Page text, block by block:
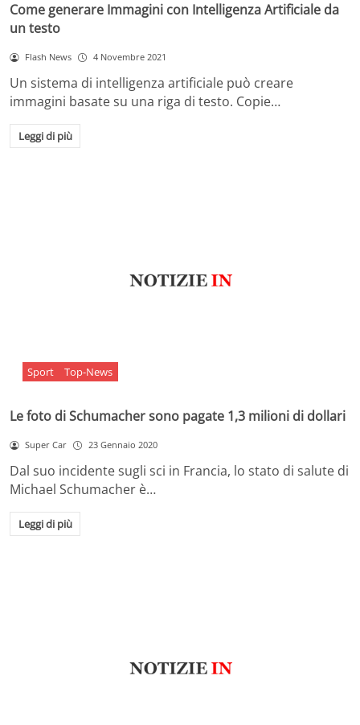
Come generare Immagini con Intelligenza Artificiale da
un testo
Flash News 4 Novembre 2021
Un sistema di intelligenza artificiale può creare
immagini basate su una riga di testo. Copie…
Leggi di più
Sport Top-News
Le foto di Schumacher sono pagate 1,3 milioni di dollari
Super Car 23 Gennaio 2020
Dal suo incidente sugli sci in Francia, lo stato di salute di
Michael Schumacher è…
Leggi di più